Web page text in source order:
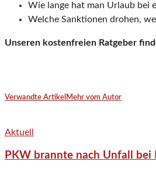
Wie lange hat man Urlaub bei
Welche Sanktionen drohen,
Unseren kostenfreien Ratgeber
Verwandte Artikel Mehr vom Autor
Aktuell
PKW brannte nach Unfall